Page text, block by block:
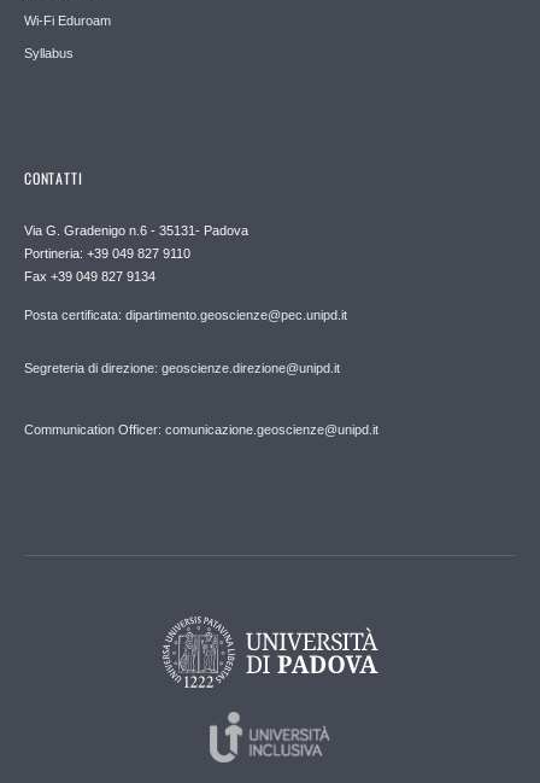
Wi-Fi Eduroam
Syllabus
CONTATTI
Via G. Gradenigo n.6 - 35131- Padova
Portineria: +39 049 827 9110
Fax +39 049 827 9134
Posta certificata: dipartimento.geoscienze@pec.unipd.it
Segreteria di direzione: geoscienze.direzione@unipd.it
Communication Officer: comunicazione.geoscienze@unipd.it